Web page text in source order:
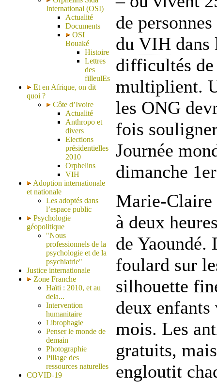
International (OSI)
Actualité
Documents
OSI
Bouaké
Histoire
Lettres
des
filleulEs
Et en Afrique, on dit
quoi ?
Côte d’Ivoire
Actualité
Anthropo et
divers
Elections
présidentielles
2010
Orphelins
VIH
Adoption internationale
et nationale
Les adoptés dans
l’espace public
Psychologie
géopolitique
"Nous
professionnels de la
psychologie et de la
psychiatrie"
Justice internationale
Zone Franche
Haïti : 2010, et au
dela...
Intervention
humanitaire
Librophagie
Penser le monde de
demain
Photographie
Pillage des
ressources naturelles
COVID-19
de
du VIH dans
difficultés de
multiplient.
les ONG
fois
Journée
dimanche
Marie-
à deux
de Yaoundé.
foulard sur
silhouette
deux
mois. Les
gratuits,
engloutit